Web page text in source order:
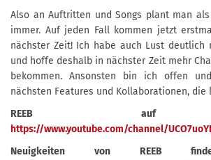
Also an Auftritten und Songs plant man
immer. Auf jeden Fall kommen jetzt
nächster Zeit! Ich habe auch Lust deutlich
und hoffe deshalb in nächster Zeit mehr
bekommen. Ansonsten bin ich offen
nächsten Features und Kollaborationen, die
REEB auf
https://www.youtube.com/channel/
Neuigkeiten von REEB